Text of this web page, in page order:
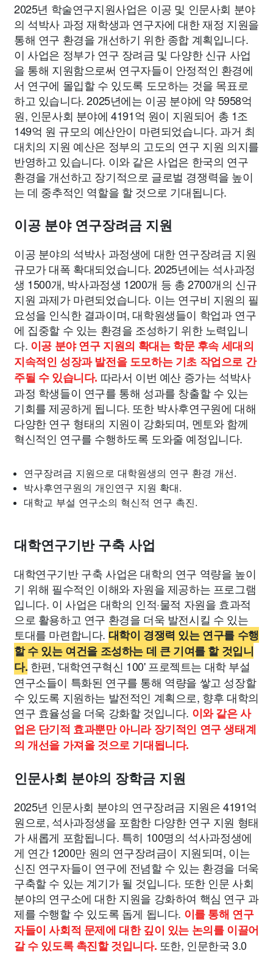
2025년 학술연구지원사업은 이공 및 인문사회 분야
의 석박사 과정 재학생과 연구자에 대한 재정 지원을
통해 연구 환경을 개선하기 위한 종합 계획입니다.
이 사업은 정부가 연구 장려금 및 다양한 신규 사업
을 통해 지원함으로써 연구자들이 안정적인 환경에
서 연구에 몰입할 수 있도록 도모하는 것을 목표로
하고 있습니다. 2025년에는 이공 분야에 약 5958억
원, 인문사회 분야에 4191억 원이 지원되어 총 1조
149억 원 규모의 예산안이 마련되었습니다. 과거 최
대치의 지원 예산은 정부의 고도의 연구 지원 의지를
반영하고 있습니다. 이와 같은 사업은 한국의 연구
환경을 개선하고 장기적으로 글로벌 경쟁력을 높이
는 데 중추적인 역할을 할 것으로 기대됩니다.
이공 분야 연구장려금 지원
이공 분야의 석박사 과정생에 대한 연구장려금 지원
규모가 대폭 확대되었습니다. 2025년에는 석사과정
생 1500개, 박사과정생 1200개 등 총 2700개의 신규
지원 과제가 마련되었습니다. 이는 연구비 지원의 필
요성을 인식한 결과이며, 대학원생들이 학업과 연구
에 집중할 수 있는 환경을 조성하기 위한 노력입니
다. 이공 분야 연구 지원의 확대는 학문 후속 세대의
지속적인 성장과 발전을 도모하는 기초 작업으로 간
주될 수 있습니다. 따라서 이번 예산 증가는 석박사
과정 학생들이 연구를 통해 성과를 창출할 수 있는
기회를 제공하게 됩니다. 또한 박사후연구원에 대해
다양한 연구 형태의 지원이 강화되며, 멘토와 함께
혁신적인 연구를 수행하도록 도와줄 예정입니다.
연구장려금 지원으로 대학원생의 연구 환경 개선.
박사후연구원의 개인연구 지원 확대.
대학교 부설 연구소의 혁신적 연구 촉진.
대학연구기반 구축 사업
대학연구기반 구축 사업은 대학의 연구 역량을 높이
기 위해 필수적인 이해와 자원을 제공하는 프로그램
입니다. 이 사업은 대학의 인적·물적 자원을 효과적
으로 활용하고 연구 환경을 더욱 발전시킬 수 있는
토대를 마련합니다. 대학이 경쟁력 있는 연구를 수행
할 수 있는 여건을 조성하는 데 큰 기여를 할 것입니
다. 한편, '대학연구혁신 100' 프로젝트는 대학 부설
연구소들이 특화된 연구를 통해 역량을 쌓고 성장할
수 있도록 지원하는 발전적인 계획으로, 향후 대학의
연구 효율성을 더욱 강화할 것입니다. 이와 같은 사
업은 단기적 효과뿐만 아니라 장기적인 연구 생태계
의 개선을 가져올 것으로 기대됩니다.
인문사회 분야의 장학금 지원
2025년 인문사회 분야의 연구장려금 지원은 4191억
원으로, 석사과정생을 포함한 다양한 연구 지원 형태
가 새롭게 포함됩니다. 특히 100명의 석사과정생에
게 연간 1200만 원의 연구장려금이 지원되며, 이는
신진 연구자들이 연구에 전념할 수 있는 환경을 더욱
구축할 수 있는 계기가 될 것입니다. 또한 인문 사회
분야의 연구소에 대한 지원을 강화하여 핵심 연구 과
제를 수행할 수 있도록 돕게 됩니다. 이를 통해 연구
자들이 사회적 문제에 대한 깊이 있는 논의를 이끌어
갈 수 있도록 촉진할 것입니다. 또한, 인문한국 3.0